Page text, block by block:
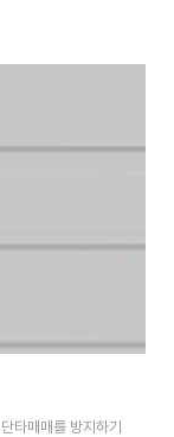
합니다. 일단 이 결
서 표준편차에 2배
다. 우선 최종적으
위해서 F 검정 부
가 나왔습니다. 일
타매매를 방지하기